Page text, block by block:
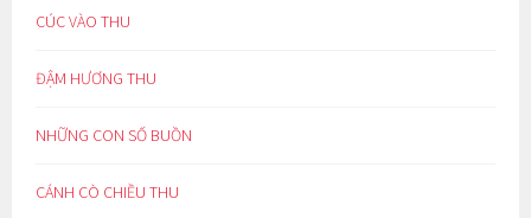
CÚC VÀO THU
ĐẬM HƯƠNG THU
NHỮNG CON SỐ BUỒN
CÁNH CÒ CHIỀU THU